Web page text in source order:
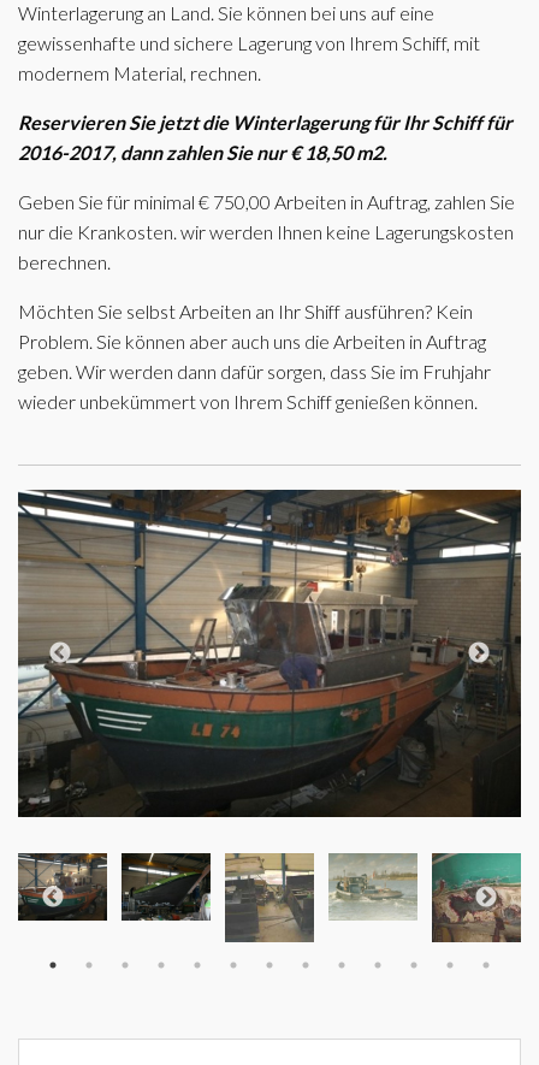
Winterlagerung an Land. Sie können bei uns auf eine
gewissenhafte und sichere Lagerung von Ihrem Schiff, mit
modernem Material, rechnen.
Reservieren Sie jetzt die Winterlagerung für Ihr Schiff für
2016-2017, dann zahlen Sie nur € 18,50 m2.
Geben Sie für minimal € 750,00 Arbeiten in Auftrag, zahlen Sie
nur die Krankosten. wir werden Ihnen keine Lagerungskosten
berechnen.
Möchten Sie selbst Arbeiten an Ihr Shiff ausführen? Kein
Problem. Sie können aber auch uns die Arbeiten in Auftrag
geben. Wir werden dann dafür sorgen, dass Sie im Fruhjahr
wieder unbekümmert von Ihrem Schiff genießen können.